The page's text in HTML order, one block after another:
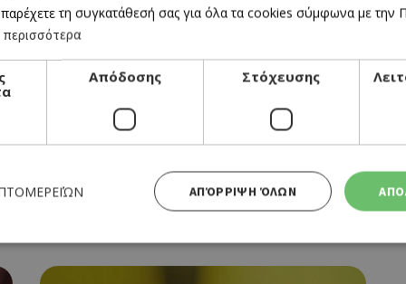
OBSESSION
09/07/2026 - 15/07/2026
τη συγκατάθεσή σας για όλα τα cookies σύμφωνα με την
Απόδοσης Στόχευσης
ΑΠΌΡΡΙΨΗ ΌΛΩΝ
Απολύτως απαραίτητα Λειτουργικότητας